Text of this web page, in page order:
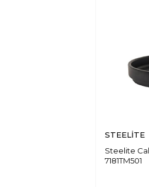
STEELİTE
Steelite
7181TM501